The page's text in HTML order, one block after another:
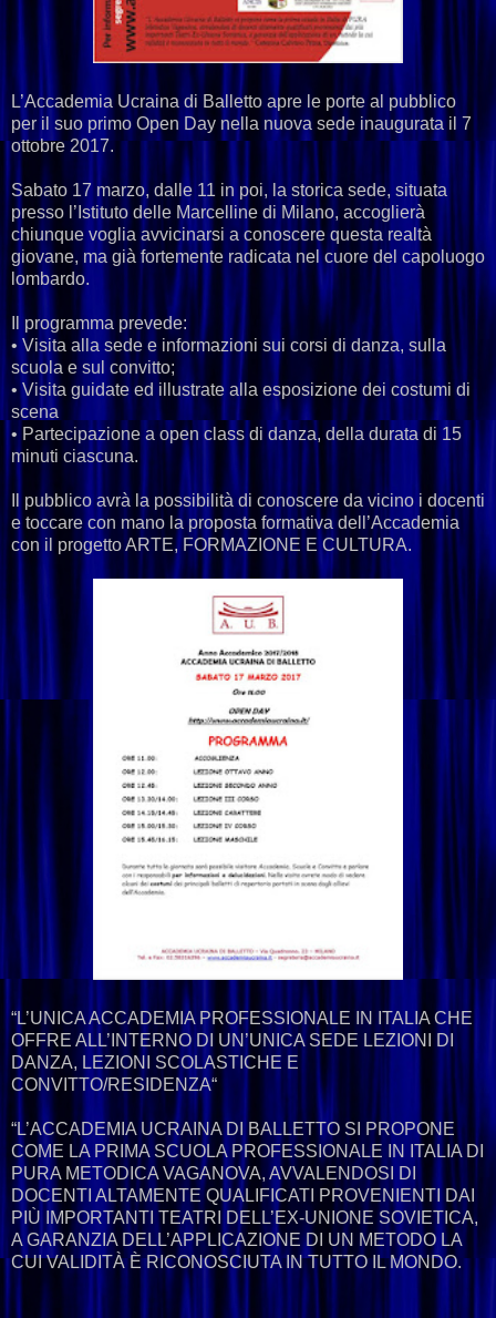
L’Accademia Ucraina di Balletto apre le porte al pubblico
per il suo primo Open Day nella nuova sede inaugurata il 7
ottobre 2017.
Sabato 17 marzo, dalle 11 in poi, la storica sede, situata
presso l’Istituto delle Marcelline di Milano, accoglierà
chiunque voglia avvicinarsi a conoscere questa realtà
giovane, ma già fortemente radicata nel cuore del capoluogo
lombardo.
Il programma prevede:
• Visita alla sede e informazioni sui corsi di danza, sulla
scuola e sul convitto;
• Visita guidate ed illustrate alla esposizione dei costumi di
scena
• Partecipazione a open class di danza, della durata di 15
minuti ciascuna.
Il pubblico avrà la possibilità di conoscere da vicino i docenti
e toccare con mano la proposta formativa dell’Accademia
con il progetto ARTE, FORMAZIONE E CULTURA.
“L’UNICA ACCADEMIA PROFESSIONALE IN ITALIA CHE
OFFRE ALL’INTERNO DI UN’UNICA SEDE LEZIONI DI
DANZA, LEZIONI SCOLASTICHE E
CONVITTO/RESIDENZA“
“L’ACCADEMIA UCRAINA DI BALLETTO SI PROPONE
COME LA PRIMA SCUOLA PROFESSIONALE IN ITALIA DI
PURA METODICA VAGANOVA, AVVALENDOSI DI
DOCENTI ALTAMENTE QUALIFICATI PROVENIENTI DAI
PIÙ IMPORTANTI TEATRI DELL’EX-UNIONE SOVIETICA,
A GARANZIA DELL’APPLICAZIONE DI UN METODO LA
CUI VALIDITÀ È RICONOSCIUTA IN TUTTO IL MONDO.